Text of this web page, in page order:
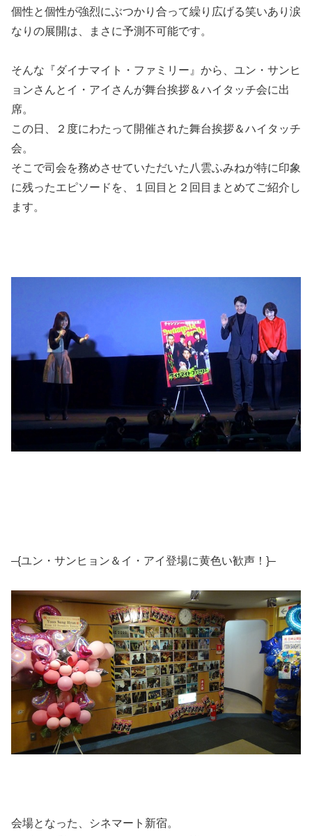
個性と個性が強烈にぶつかり合って繰り広げる笑いあり涙
なりの展開は、まさに予測不可能です。
そんな『ダイナマイト・ファミリー』から、ユン・サンヒ
ョンさんとイ・アイさんが舞台挨拶＆ハイタッチ会に出
席。
この日、２度にわたって開催された舞台挨拶＆ハイタッチ
会。
そこで司会を務めさせていただいた八雲ふみねが特に印象
に残ったエピソードを、１回目と２回目まとめてご紹介し
ます。
–{ユン・サンヒョン＆イ・アイ登場に黄色い歓声！}–
会場となった、シネマート新宿。